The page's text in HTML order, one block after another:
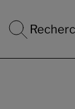
251 kg
Poids défini